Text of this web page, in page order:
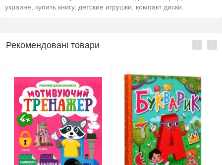
украине, купить книгу, детские игрушки, компакт диски.
Рекомендовані товари